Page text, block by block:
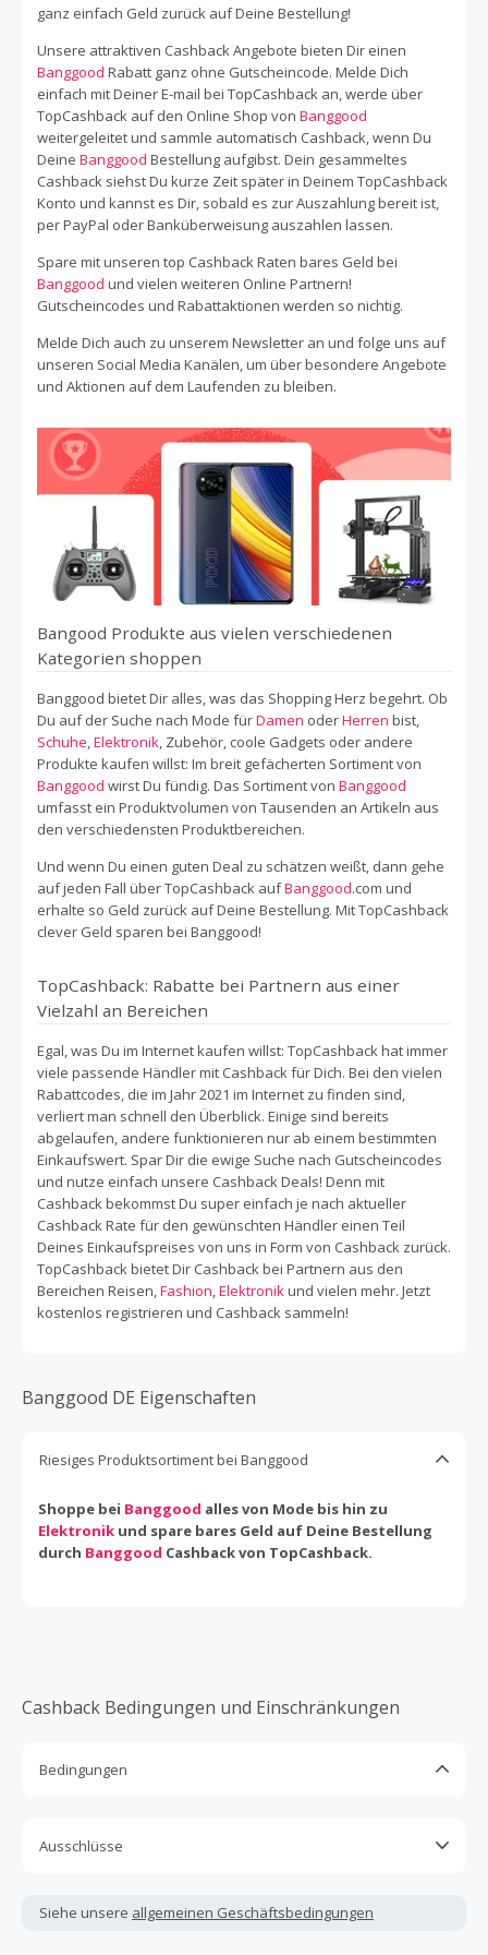
Banggood Einkauf nicht, über TopCashback auf die Seite
von Bangood zu gehen. So sammelst Du Cashback auf
Deine Bestellung und genießt somit mühelos einen top
Rabatt! Jetzt mit Cashback von TopCashback Geld sparen
bei Banggood.
ganz einfach Geld zurück auf Deine Bestellung!
Unsere attraktiven Cashback Angebote bieten Dir einen
Banggood Rabatt ganz ohne Gutscheincode. Melde Dich
einfach mit Deiner E-mail bei TopCashback an, werde über
TopCashback auf den Online Shop von Banggood
weitergeleitet und sammle automatisch Cashback, wenn Du
Deine Banggood Bestellung aufgibst. Dein gesammeltes
Cashback siehst Du kurze Zeit später in Deinem TopCashback
Konto und kannst es Dir, sobald es zur Auszahlung bereit ist,
per PayPal oder Banküberweisung auszahlen lassen.
Spare mit unseren top Cashback Raten bares Geld bei
Banggood und vielen weiteren Online Partnern!
Gutscheincodes und Rabattaktionen werden so nichtig.
Melde Dich auch zu unserem Newsletter an und folge uns auf
unseren Social Media Kanälen, um über besondere Angebote
und Aktionen auf dem Laufenden zu bleiben.
Bangood Produkte aus vielen verschiedenen
Kategorien shoppen
Banggood bietet Dir alles, was das Shopping Herz begehrt. Ob
Du auf der Suche nach Mode fürDamen oderHerren bist,
Schuhe,Elektronik, Zubehör, coole Gadgets oder andere
Produkte kaufen willst: Im breit gefächerten Sortiment von
Banggood wirst Du fündig. Das Sortiment von Banggood
umfasst ein Produktvolumen von Tausenden an Artikeln aus
den verschiedensten Produktbereichen.
Und wenn Du einen guten Deal zu schätzen weißt, dann gehe
auf jeden Fall über TopCashback aufBanggood.com und
erhalte so Geld zurück auf Deine Bestellung. Mit TopCashback
clever Geld sparen bei Banggood!
TopCashback: Rabatte bei Partnern aus einer
Vielzahl an Bereichen
Egal, was Du im Internet kaufen willst: TopCashback hat immer
viele passende Händler mit Cashback für Dich. Bei den vielen
Rabattcodes, die im Jahr 2021 im Internet zu finden sind,
verliert man schnell den Überblick. Einige sind bereits
abgelaufen, andere funktionieren nur ab einem bestimmten
Einkaufswert. Spar Dir die ewige Suche nach Gutscheincodes
und nutze einfach unsere Cashback Deals! Denn mit
Cashback bekommst Du super einfach je nach aktueller
Cashback Rate für den gewünschten Händler einen Teil
Deines Einkaufspreises von uns in Form von Cashback zurück.
TopCashback bietet Dir Cashback bei Partnern aus den
Bereichen Reisen,Fashion,Elektronikund vielen mehr. Jetzt
kostenlos registrieren und Cashback sammeln!
Banggood DE Eigenschaften
Riesiges Produktsortiment bei Banggood
Shoppe bei Banggood alles von Mode bis hin zu
Elektronik und spare bares Geld auf Deine Bestellung
durch Banggood Cashback von TopCashback.
Cashback Bedingungen und Einschränkungen
Bedingungen
sind cashbackfähig.
Ausschlüsse
andere Sparprogramme verwendet werden, die nicht
ausdrücklich auf dieser Händlerseite von TopCashback
Siehe unsere allgemeinen Geschäftsbedingungen